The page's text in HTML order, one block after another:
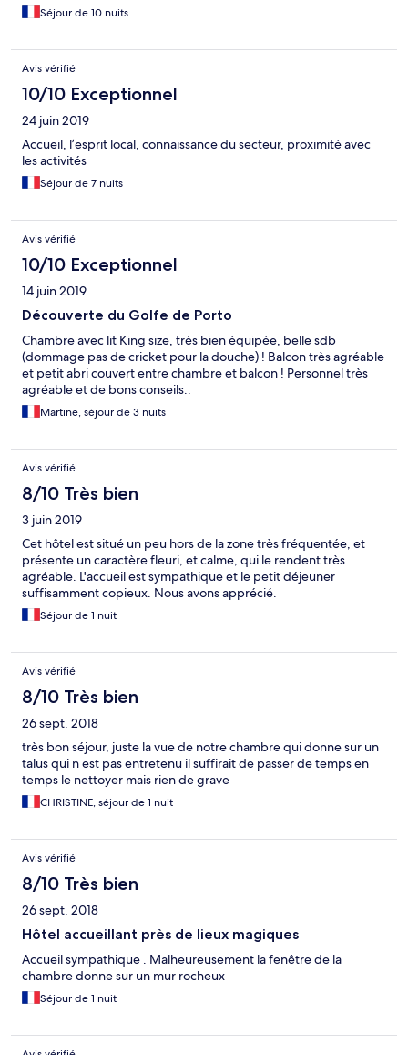
Séjour de 10 nuits
Avis vérifié
10/10 Exceptionnel
24 juin 2019
Accueil, l’esprit local, connaissance du secteur, proximité avec
les activités
Séjour de 7 nuits
Avis vérifié
10/10 Exceptionnel
14 juin 2019
Découverte du Golfe de Porto
Chambre avec lit King size, très bien équipée, belle sdb
(dommage pas de cricket pour la douche) ! Balcon très agréable
et petit abri couvert entre chambre et balcon ! Personnel très
agréable et de bons conseils..
Martine, séjour de 3 nuits
Avis vérifié
8/10 Très bien
3 juin 2019
Cet hôtel est situé un peu hors de la zone très fréquentée, et
présente un caractère fleuri, et calme, qui le rendent très
agréable. L'accueil est sympathique et le petit déjeuner
suffisamment copieux. Nous avons apprécié.
Séjour de 1 nuit
Avis vérifié
8/10 Très bien
26 sept. 2018
très bon séjour, juste la vue de notre chambre qui donne sur un
talus qui n est pas entretenu il suffirait de passer de temps en
temps le nettoyer mais rien de grave
CHRISTINE, séjour de 1 nuit
Avis vérifié
8/10 Très bien
26 sept. 2018
Hôtel accueillant près de lieux magiques
Accueil sympathique . Malheureusement la fenêtre de la
chambre donne sur un mur rocheux
Séjour de 1 nuit